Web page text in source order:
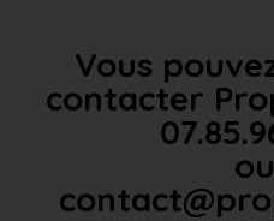
Vous
contacter